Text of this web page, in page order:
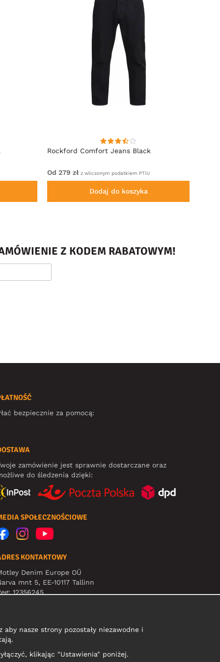
Rockford Comfort Jeans Black
Od 279 zł z wliczonym podatkiem PTiU
Dodaj do koszyka
Z KODEM RABATOWYM!
bezpiecznie za pomocą:
zamówienie jest sprawnie dostarczane oraz
do śledzenia dzięki:
SPOŁECZNOŚCIOWE
KONTAKTOWY
Denim Europe OÜ
mnt 5, EE-10117 Tallinn
12356245
nasze strony pozostały niezawodne i
klikając "Ustawienia" poniżej.